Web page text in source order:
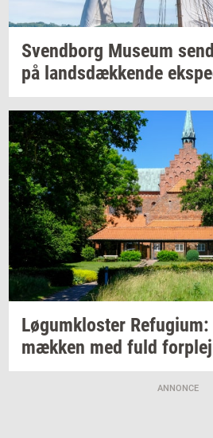
Svend­borg Mu­se­um
på lands­dæk­ken­de
Løgum­klo­ster Re­fu­gi­um:
mæk­ken med fuld
ANNONCE